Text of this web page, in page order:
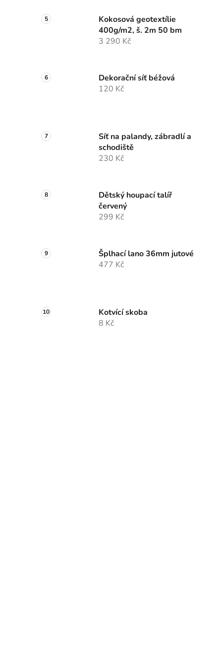
Kokosová geotextílie
400g/m2, š. 2m 50 bm
3 290 Kč
Dekorační síť béžová
120 Kč
Síť na palandy, zábradlí a
schodiště
230 Kč
Dětský houpací talíř
červený
299 Kč
Šplhací lano 36mm jutové
477 Kč
Kotvící skoba
8 Kč